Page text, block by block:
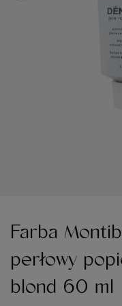
Farba
perłowy
blond 60 ml